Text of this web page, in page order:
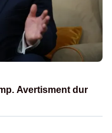
Avertisment dur